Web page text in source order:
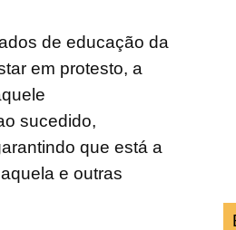
de educação da
em protesto, a
sucedido,
que está a
e outras